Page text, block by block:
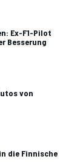
Ex-F1-Pilot
Besserung
von
die Finnische